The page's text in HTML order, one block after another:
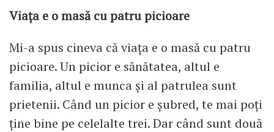
Viața e o masă cu patru picioare
Mi-a spus cineva că viața e o masă cu patru
picioare. Un picior e sănătatea, altul e
familia, altul e munca și al patrulea sunt
prietenii. Când un picior e șubred, te mai poți
ține bine pe celelalte trei. Dar când sunt două